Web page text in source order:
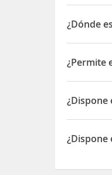
Si decides
comercial
Fráncfort y
¿Dónde
El Maritim
¿Permite
Sí, el
¿Dispone
Sí, el